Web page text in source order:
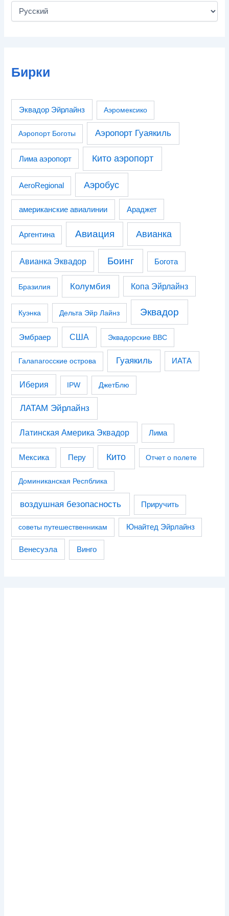
Бирки
Эквадор Эйрлайнз Аэромексико
Аэропорт Боготы Аэропорт Гуаякиль
Лима аэропорт Кито аэропорт
AeroRegional Аэробус
американские авиалинии Араджет
Аргентина Авиация Авианка
Авианка Эквадор Боинг Богота
Бразилия Колумбия Копа Эйрлайнз
Куэнка Дельта Эйр Лайнз Эквадор
Эмбраер США Эквадорские ВВС
Галапагосские острова Гуаякиль ИАТА
Иберия IPW ДжетБлю
ЛАТАМ Эйрлайнз
Латинская Америка Эквадор Лима
Мексика Перу Кито Отчет о полете
Доминиканская Респблика
воздушная безопасность Приручить
советы путешественникам Юнайтед Эйрлайнз
Венесуэла Винго